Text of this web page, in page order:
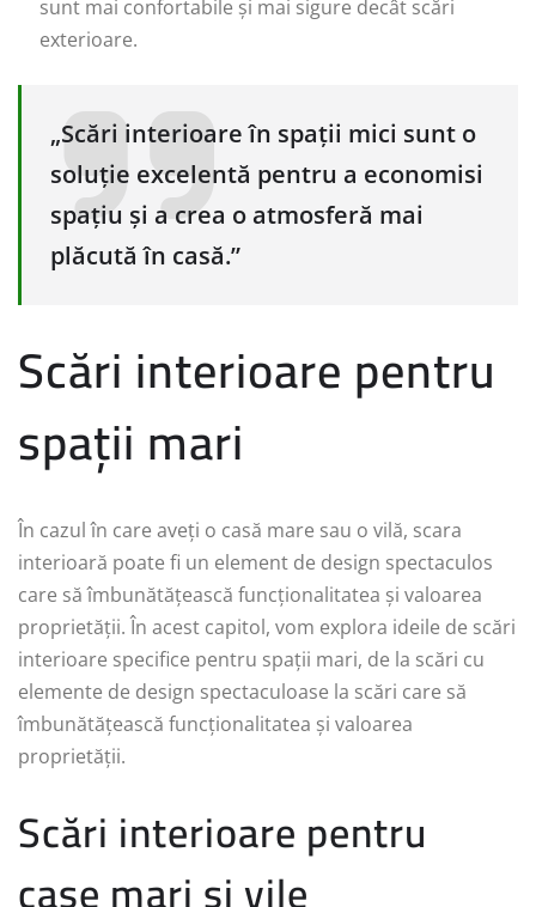
sunt mai confortabile și mai sigure decât scări
exterioare.
„Scări interioare în spații mici sunt o
soluție excelentă pentru a economisi
spațiu și a crea o atmosferă mai
plăcută în casă.”
Scări interioare pentru
spații mari
În cazul în care aveți o casă mare sau o vilă, scara
interioară poate fi un element de design spectaculos
care să îmbunătățească funcționalitatea și valoarea
proprietății. În acest capitol, vom explora ideile de scări
interioare specifice pentru spații mari, de la scări cu
elemente de design spectaculoase la scări care să
îmbunătățească funcționalitatea și valoarea
proprietății.
Scări interioare pentru